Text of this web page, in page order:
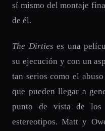
sí mismo del montaje
de él.
The Dirties es una
su ejecución y con un
tan serios como el
que pueden llegar a
punto de vista de
estereotipos. Matt y